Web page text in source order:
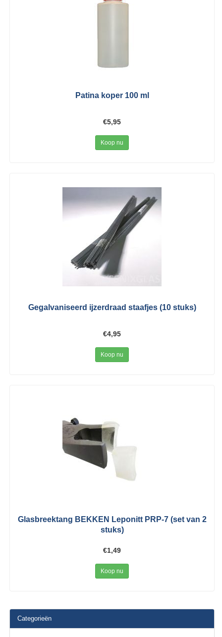
Patina koper 100 ml
€5,95
Koop nu
Gegalvaniseerd ijzerdraad staafjes (10 stuks)
€4,95
Koop nu
Glasbreektang BEKKEN Leponitt PRP-7 (set van 2
stuks)
€1,49
Koop nu
Categorieën